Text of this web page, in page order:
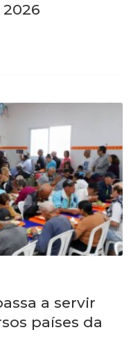
2026
a servir
países da